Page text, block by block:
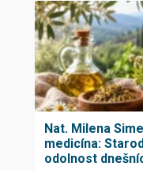
Nat. Milena
medicína:
odolnost